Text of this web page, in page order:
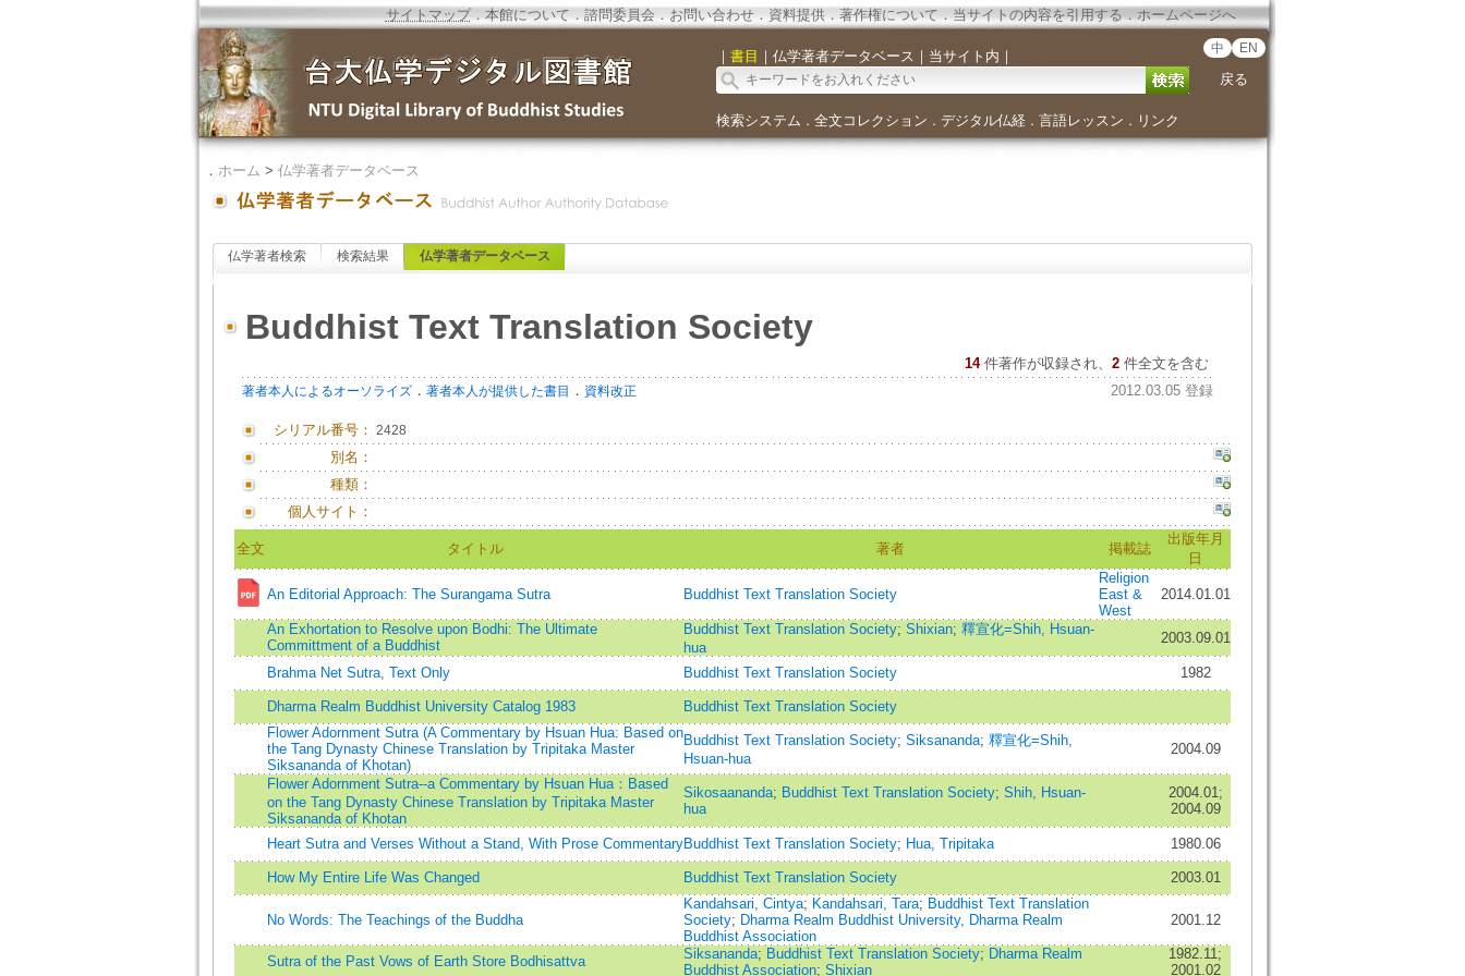
サイトマップ．本館について．諮問委員会． お問い合わせ． 資料提供．著作権について．当サイトの内容を引用する．ホームページへ
｜ 書目 ｜ 仏学著者データベース ｜ 当サイト内 ｜ 中 EN
戻る
検索システム ． 全文コレクション ． デジタル仏経． 言語レッスン ． リンク
． ホーム > 仏学著者データベース
仏学著者検索 検索結果 仏学著者データベース
Buddhist Text Translation Society
14 件著作が収録され、 2件全文を含む
著者本人によるオーソライズ． 著者本人が提供した書目 ． 資料改正 2012.03.05 登録
シリアル番号： 2428
別名：
種類：
個人サイト：
全文 タイトル 著者 掲載誌
出版年月
日
An Editorial Approach: The Surangama Sutra Buddhist Text Translation Society
Religion
East &
West
2014.01.01
An Exhortation to Resolve upon Bodhi: The Ultimate
Committment of a Buddhist
Buddhist Text Translation Society; Shixian; 釋宣化=Shih, Hsuan-
hua
2003.09.01
Brahma Net Sutra, Text Only Buddhist Text Translation Society 1982
Dharma Realm Buddhist University Catalog 1983
Buddhist Text Translation Society
Flower Adornment Sutra (A Commentary by Hsuan Hua: Based on
the Tang Dynasty Chinese Translation by Tripitaka Master
Siksananda of Khotan)
Buddhist Text Translation Society; Siksananda; 釋宣化=Shih,
Hsuan-hua
2004.09
Flower Adornment Sutra--a Commentary by Hsuan Hua：Based
on the Tang Dynasty Chinese Translation by Tripitaka Master
Siksananda of Khotan
Sikosaananda; Buddhist Text Translation Society; Shih, Hsuan-
hua
2004.01;
2004.09
Heart Sutra and Verses Without a Stand, With Prose CommentaryBuddhist Text Translation Society; Hua, Tripitaka 1980.06
How My Entire Life Was Changed Buddhist Text Translation Society 2003.01
No Words: The Teachings of the Buddha
Kandahsari, Cintya; Kandahsari, Tara; Buddhist Text Translation
Society; Dharma Realm Buddhist University, Dharma Realm
Buddhist Association
2001.12
Sutra of the Past Vows of Earth Store Bodhisattva Siksananda; Buddhist Text Translation Society; Dharma Realm
Buddhist Association; Shixian
1982.11;
2001.02